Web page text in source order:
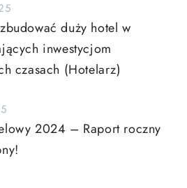
duży hotel w
inwestycjom
czasach (Hotelarz)
2024 – Raport roczny